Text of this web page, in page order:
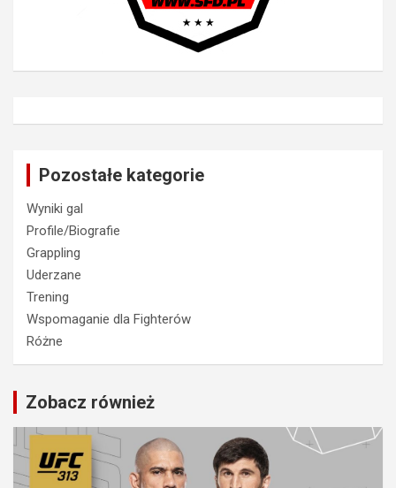
Pozostałe kategorie
Wyniki gal
Profile/Biografie
Grappling
Uderzane
Trening
Wspomaganie dla Fighterów
Różne
Zobacz również